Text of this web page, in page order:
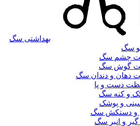
بهداشتی سگ
سگ
چشم سگ
گوش سگ
دهان و دندان سگ
دست و پا
و کنه سگ
و پوشک
و دستکش سگ
گیر و انبر سگ